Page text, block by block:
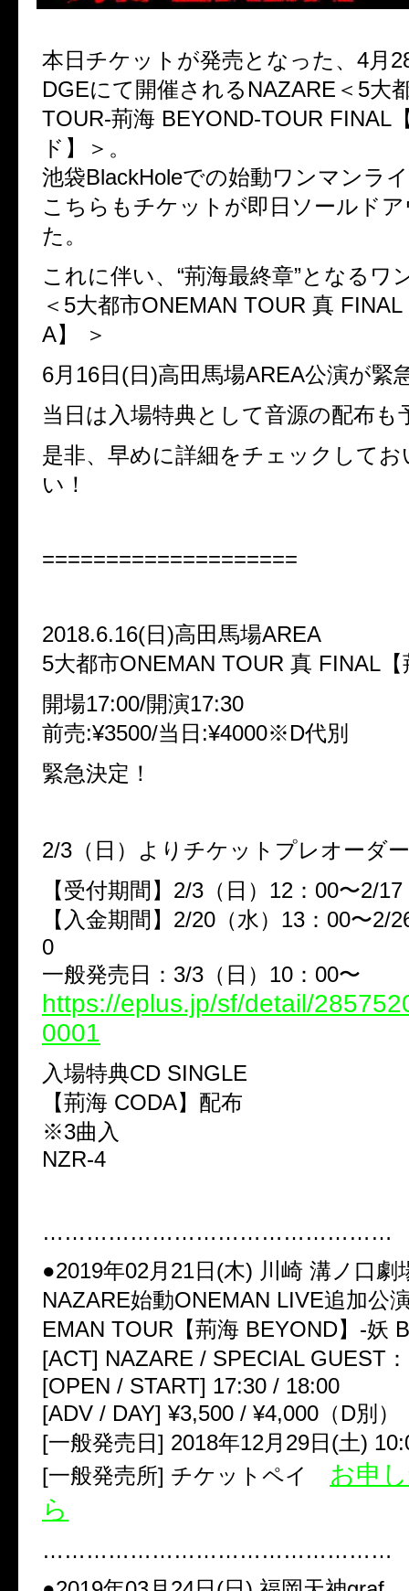
本日チケットが発売となった、4月
DGEにて開催されるNAZARE＜5大
TOUR-荊海 BEYOND-TOUR FINAL
ド】＞。
池袋BlackHoleでの始動ワンマンラ
こちらもチケットが即日ソールド
た。
これに伴い、“荊海最終章”となるワ
＜5大都市ONEMAN TOUR 真
A】 ＞
6月16日(日)高田馬場AREA公演が緊
当日は入場特典として音源の配布も
是非、早めに詳細をチェックして
い！
====================
2018.6.16(日)高田馬場AREA
5大都市ONEMAN TOUR 真 FINAL
開場17:00/開演17:30
前売:¥3500/当日:¥4000※D代別
緊急決定！
2/3（日）よりチケットプレオーダ
【受付期間】2/3（日）12：00〜2/
【入金期間】2/20（水）13：00〜2/
0
一般発売日：3/3（日）10：00〜
https://eplus.jp/sf/detail/
0001
入場特典CD SINGLE
【荊海 CODA】配布
※3曲入
NZR-4
…………………………………………
●2019年02月21日(木) 川崎 溝ノ口劇
NAZARE始動ONEMAN LIVE追加公
EMAN TOUR【荊海 BEYOND】-妖
[ACT] NAZARE / SPECIAL GUEST
[OPEN / START] 17:30 / 18:00
[ADV / DAY] ¥3,500 / ¥4,000（D別）
[一般発売日] 2018年12月29日(土)
[一般発売所] チケットペイ お申
ら
…………………………………………